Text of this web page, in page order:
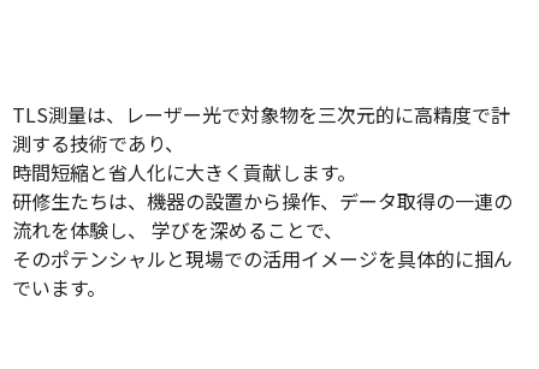
TLS測量は、レーザー光で対象物を三次元的に高精度で計
測する技術であり、
時間短縮と省人化に大きく貢献します。
研修生たちは、機器の設置から操作、データ取得の一連の
流れを体験し、 学びを深めることで、
そのポテンシャルと現場での活用イメージを具体的に掴ん
でいます。